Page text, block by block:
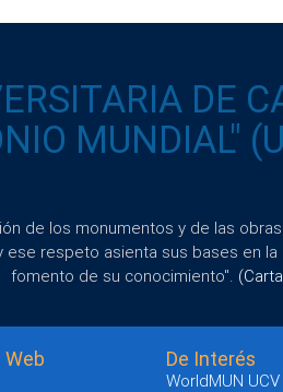
DE
MUNDIAL"
de los monumentos y de las
respeto asienta sus bases en la
fomento de su conocimiento".
De Interés
WorldMUN UCV